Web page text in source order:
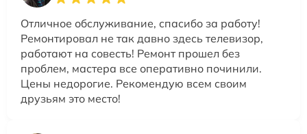
Отличное обслуживание, спасибо за работу!
Ремонтировал не так давно здесь телевизор,
работают на совесть! Ремонт прошел без
проблем, мастера все оперативно починили.
Цены недорогие. Рекомендую всем своим
друзьям это место!